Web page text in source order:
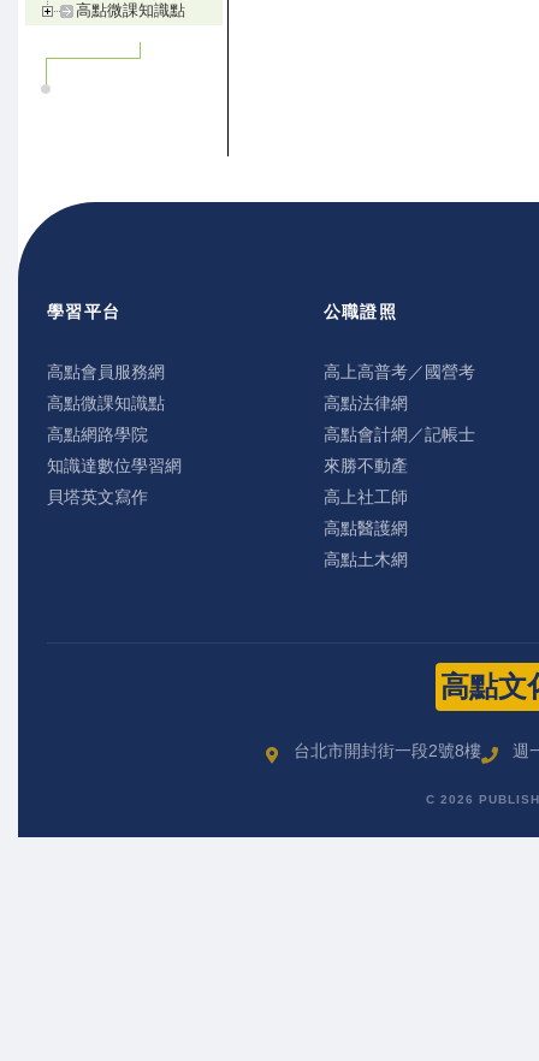
高點微課知識點
學習平台
高點會員服務網
高點微課知識點
高點網路學院
知識達數位學習網
貝塔英文寫作
公職證照
高上高普考／國營考
高點法律網
高點會計網／記帳士
來勝不動產
高上社工師
高點醫護網
高點土木網
高點文
台北市開封街一段2號8樓 週
C 2026